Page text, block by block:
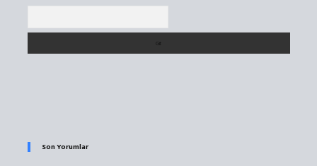
Son Yorumlar